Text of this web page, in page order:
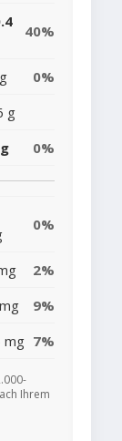
40%
0%
g
0%
0%
2%
9%
mg 7%
Ihrem